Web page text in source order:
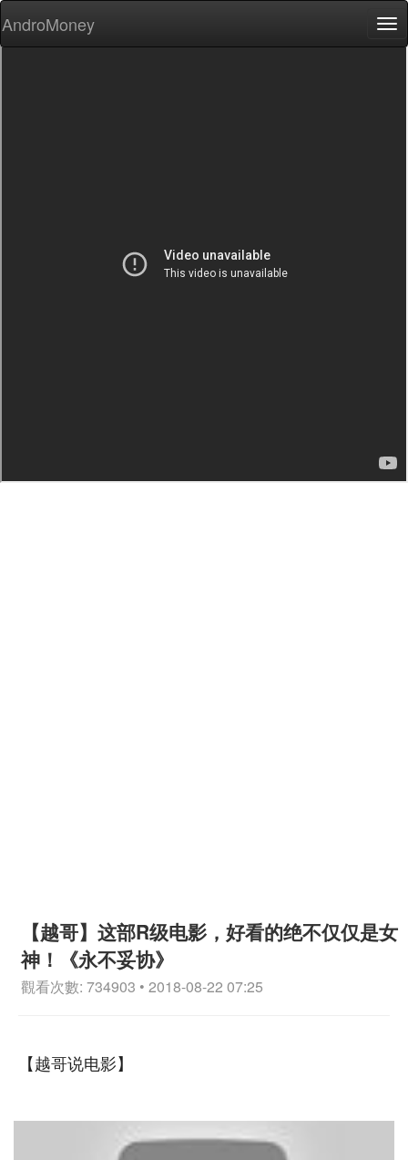
AndroMoney
【越哥】这部R级电影，好看的绝不仅仅是女
神！《永不妥协》
觀看次數: 734903 • 2018-08-22 07:25
【越哥说电影】